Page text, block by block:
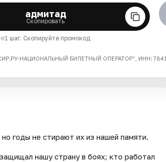
адмитад
Скопировать
1 шаг. Скопируйте промокод
НАЦИОНАЛЬНЫЙ БИЛЕТНЫЙ ОПЕРАТОР", ИНН:
годы не стирают их из нашей памяти.
нашу страну в боях; кто работал